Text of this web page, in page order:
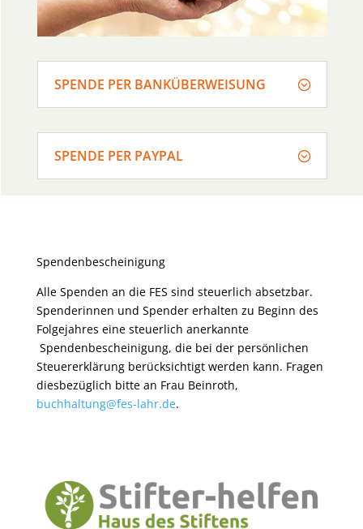
SPENDE PER BANKÜBERWEISUNG
SPENDE PER PAYPAL
Spendenbescheinigung
Alle Spenden an die FES sind steuerlich absetzbar.
Spenderinnen und Spender erhalten zu Beginn des
Folgejahres eine steuerlich anerkannte
Spendenbescheinigung, die bei der persönlichen
Steuererklärung berücksichtigt werden kann. Fragen
diesbezüglich bitte an Frau Beinroth,
buchhaltung@fes-lahr.de.